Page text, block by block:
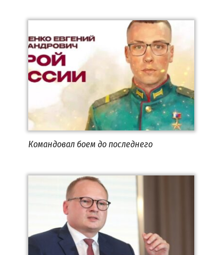
Командовал боем до последнего